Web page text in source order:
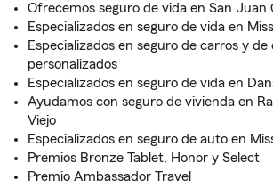
Ofrecemos seguro de vida en San Juan
Especializados en seguro de vida en
Especializados en seguro de carros y de
personalizados
Especializados en seguro de vida en
Ayudamos con seguro de vivienda en
Viejo
Especializados en seguro de auto en
Premios Bronze Tablet, Honor y Select
Premio Ambassador Travel